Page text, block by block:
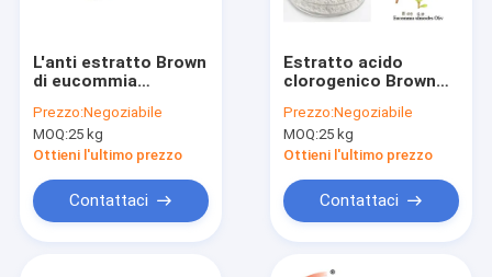
L'anti estratto Brown
di eucommia
dell'ossidante
ingiallisce l'acido
clorogenico di 60%
Prezzo:Negoziabile
MOQ:25 kg
Ottieni l'ultimo prezzo
Contattaci
Estratto acido
clorogenico Brown
Eucommia giallo per
antimicrobico
Prezzo:Negoziabile
MOQ:25 kg
Ottieni l'ultimo prezzo
Contattaci